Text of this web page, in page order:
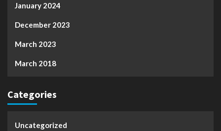
January 2024
December 2023
March 2023
March 2018
Categories
Uncategorized